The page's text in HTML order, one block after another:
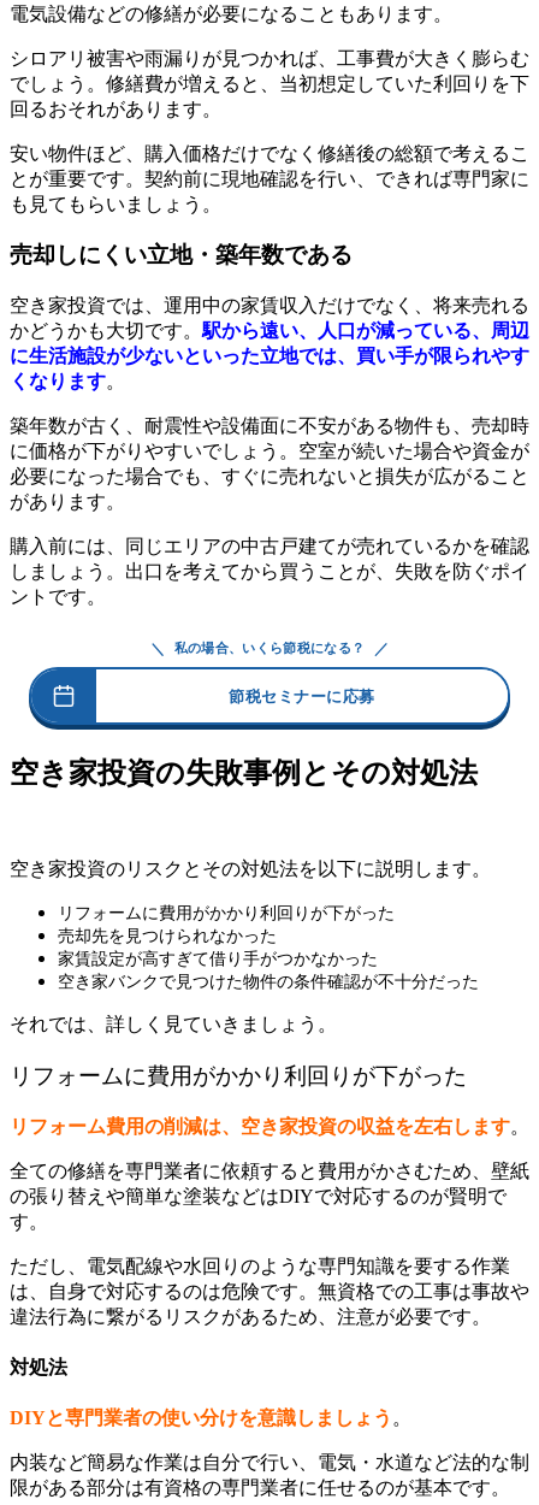
電気設備などの修繕が必要になることもあります。
シロアリ被害や雨漏りが見つかれば、工事費が大きく膨らむ
でしょう。修繕費が増えると、当初想定していた利回りを下
回るおそれがあります。
安い物件ほど、購入価格だけでなく修繕後の総額で考えるこ
とが重要です。契約前に現地確認を行い、できれば専門家に
も見てもらいましょう。
売却しにくい立地・築年数である
空き家投資では、運用中の家賃収入だけでなく、将来売れる
かどうかも大切です。駅から遠い、人口が減っている、周辺
に生活施設が少ないといった立地では、買い手が限られやす
くなります。
築年数が古く、耐震性や設備面に不安がある物件も、売却時
に価格が下がりやすいでしょう。空室が続いた場合や資金が
必要になった場合でも、すぐに売れないと損失が広がること
があります。
購入前には、同じエリアの中古戸建てが売れているかを確認
しましょう。出口を考えてから買うことが、失敗を防ぐポイ
ントです。
＼ 私の場合、いくら節税になる？ ／
節税セミナーに応募
空き家投資の失敗事例とその対処法
空き家投資のリスクとその対処法を以下に説明します。
リフォームに費用がかかり利回りが下がった
売却先を見つけられなかった
家賃設定が高すぎて借り手がつかなかった
空き家バンクで見つけた物件の条件確認が不十分だった
それでは、詳しく見ていきましょう。
リフォームに費用がかかり利回りが下がった
リフォーム費用の削減は、空き家投資の収益を左右します。
全ての修繕を専門業者に依頼すると費用がかさむため、壁紙
の張り替えや簡単な塗装などはDIYで対応するのが賢明で
す。
ただし、電気配線や水回りのような専門知識を要する作業
は、自身で対応するのは危険です。無資格での工事は事故や
違法行為に繋がるリスクがあるため、注意が必要です。
対処法
DIYと専門業者の使い分けを意識しましょう 。
内装など簡易な作業は自分で行い、電気・水道など法的な制
限がある部分は有資格の専門業者に任せるのが基本です。